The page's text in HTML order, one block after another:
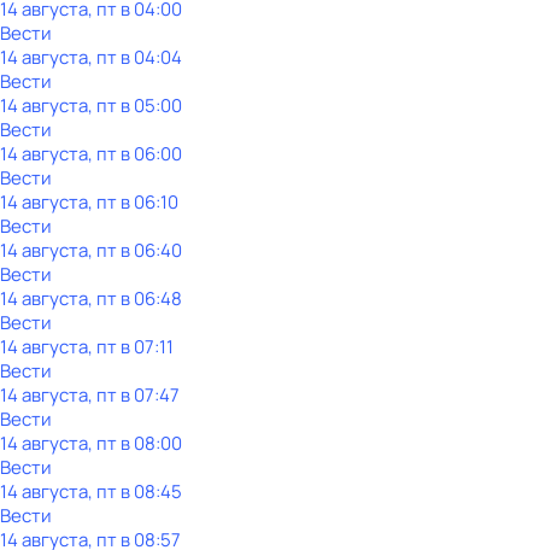
14 августа, пт в 04:00
Вести
14 августа, пт в 04:04
Вести
14 августа, пт в 05:00
Вести
14 августа, пт в 06:00
Вести
14 августа, пт в 06:10
Вести
14 августа, пт в 06:40
Вести
14 августа, пт в 06:48
Вести
14 августа, пт в 07:11
Вести
14 августа, пт в 07:47
Вести
14 августа, пт в 08:00
Вести
14 августа, пт в 08:45
Вести
14 августа, пт в 08:57